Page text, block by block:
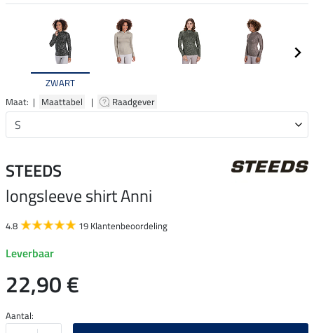
ZWART
Maat: | Maattabel | Raadgever
STEEDS
longsleeve shirt Anni
4.8 19 Klantenbeoordeling
Leverbaar
22,90 €
Aantal: